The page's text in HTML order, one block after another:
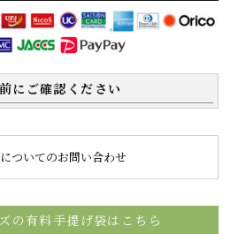
にご確認ください
ついてのお問い合わせ
の有料手提げ袋はこちら